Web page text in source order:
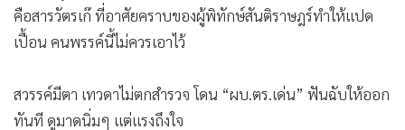
คือสารวัตรเก๊ ที่อาศัยคราบของผู้พิทักษ์สันติราษฎร์ทำให้แปด
เปื้อน คนพรรค์นี้ไม่ควรเอาไว้
สวรรค์มีตา เทวดาไม่ตกสำรวจ โดน “ผบ.ตร.เด่น” ฟันฉับให้ออก
ทันที ดูมาดนิ่มๆ แต่แรงถึงใจ